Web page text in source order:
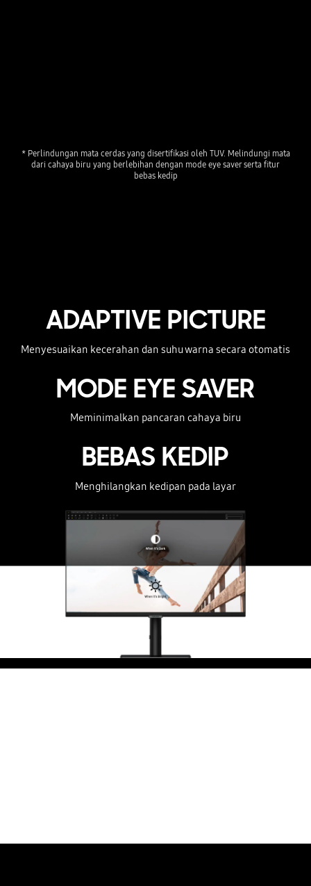
* Perlindungan mata cerdas yang disertifikasi oleh TUV. Melindungi mata
dari cahaya biru yang berlebihan dengan mode eye saver serta fitur
bebas kedip
ADAPTIVE PICTURE
Menyesuaikan kecerahan dan suhu warna secara otomatis
MODE EYE SAVER
Meminimalkan pancaran cahaya biru
BEBAS KEDIP
Menghilangkan kedipan pada layar